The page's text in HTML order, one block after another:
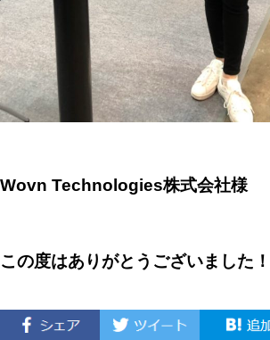
Wovn Technologies株式会社様
この度はありがとうございました！